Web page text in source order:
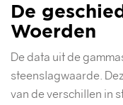
De
Woerden
De data uit de
steenslagwaarde.
van de verschillen in